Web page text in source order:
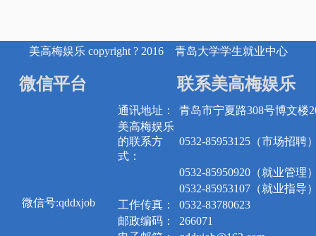
美高梅娱乐 copyright ? 2016 青岛大学学生就业中心
微信平台
微信号:qddxjob
联系美高梅娱乐
通讯地址：
青岛市宁夏路308号博文楼
美高梅娱乐
的联系方
式：
0532-85953125（市场招聘
0532-85950920（就业管理
0532-85953107（就业指导
工作传真：
0532-83780623
邮政编码：
266071